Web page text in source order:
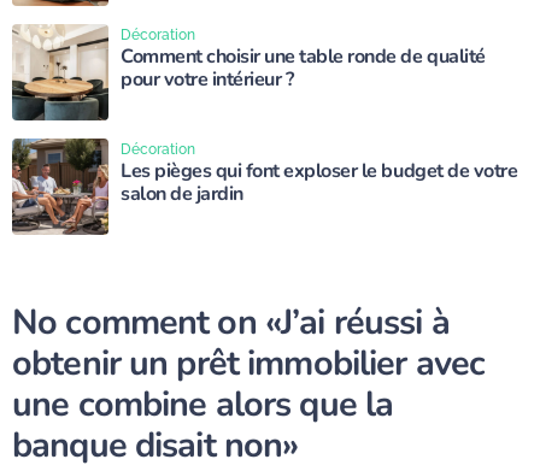
Comment choisir une table ronde de qualité
pour votre intérieur ?
Décoration
Les pièges qui font exploser le budget de votre
salon de jardin
Décoration
No comment on «J’ai réussi à
obtenir un prêt immobilier avec
une combine alors que la
banque disait non»